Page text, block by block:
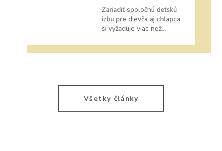
Zariadiť spoločnú detskú
izbu pre dievča aj chlapca
si vyžaduje viac než...
Všetky články